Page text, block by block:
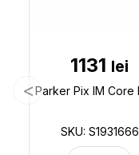
1131 lei
SKU: S1931666